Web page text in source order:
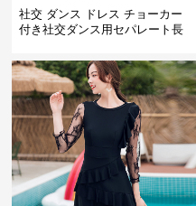
社交 ダンス ドレス チョーカー
付き社交ダンス用セパレート長